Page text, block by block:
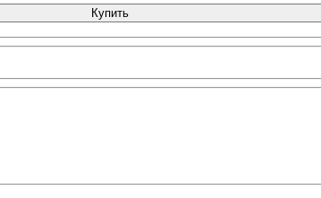
Купить